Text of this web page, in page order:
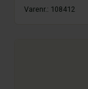
Varenr.: 108412